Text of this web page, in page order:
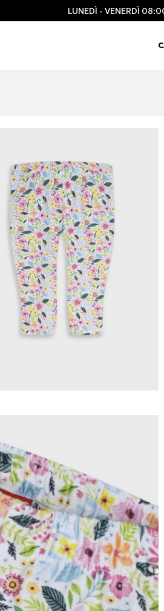
LUNEDÌ - VENERDÌ